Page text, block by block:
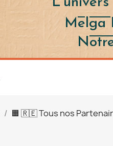
Melga
🟧 🇷🇪 Tous nos